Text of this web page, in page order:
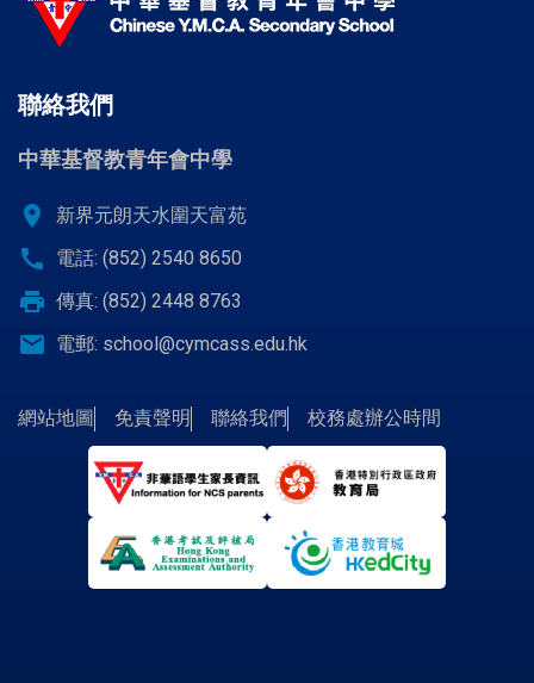
聯絡我們
中華基督教青年會中學
location_on 新界元朗天水圍天富苑
call 電話: (852) 2540 8650
print 傳真: (852) 2448 8763
email 電郵: school@cymcass.edu.hk
網站地圖 免責聲明 聯絡我們 校務處辦公時間